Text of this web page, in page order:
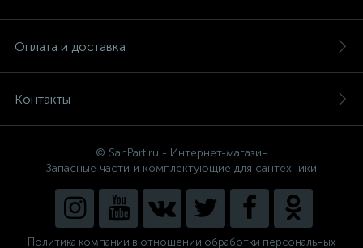
Оплата и доставка
Контакты
© SanPart.ru - Интернет-магазин
Запасные части и комплектующие для сантехники
Политика компании в отношении обработки персональных